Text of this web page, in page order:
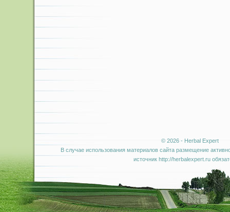
© 2026 - Herbal Expert
В случае использования материалов сайта размещение
источник http://herbalexpert.ru